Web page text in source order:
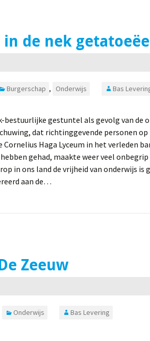
de nek
Burgerschap , Onderwijs Bas
gestuntel als gevolg van de
dat richtinggevende personen
Cornelius Haga Lyceum in het verleden
gehad, maakte weer veel onbegrip
in ons land de vrijheid van onderwijs is
aan de…
Zeeuw
Onderwijs Bas Levering